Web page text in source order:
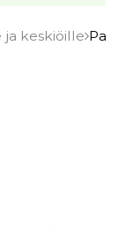
keskiöille